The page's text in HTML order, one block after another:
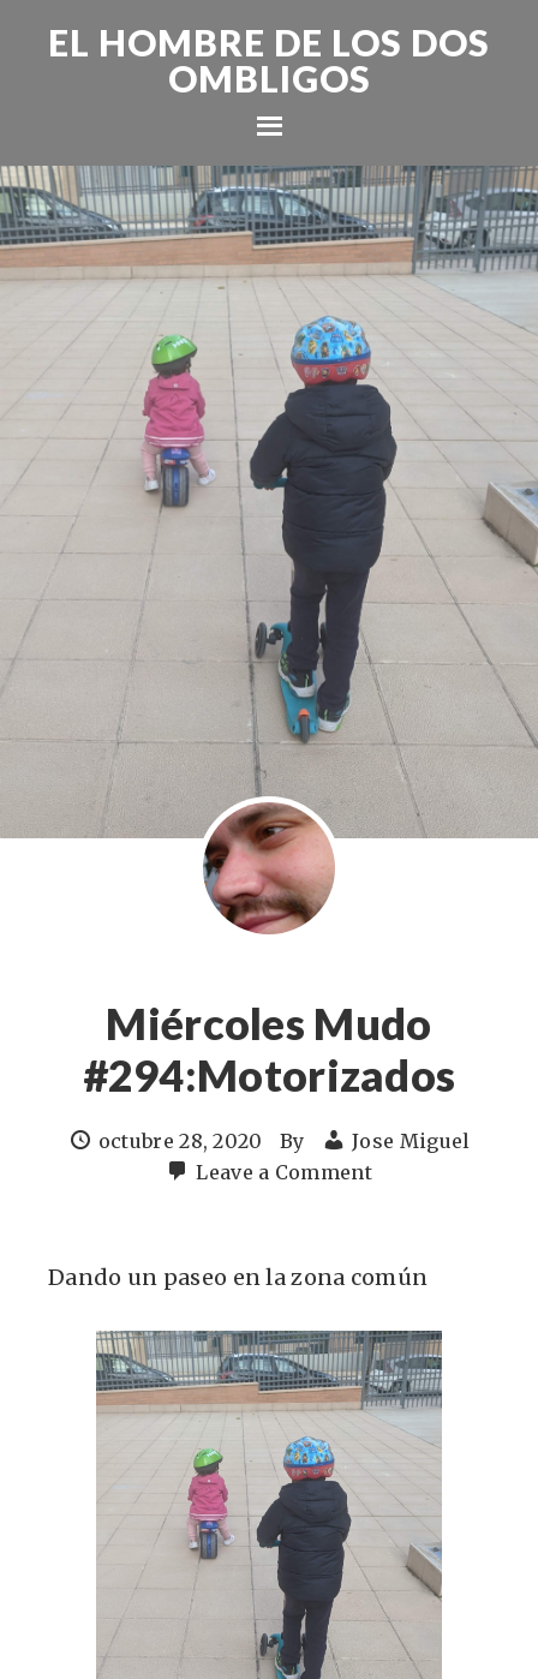
EL HOMBRE DE LOS DOS
OMBLIGOS
Miércoles Mudo
#294:Motorizados
octubre 28, 2020 By
Jose Miguel
Leave a Comment
Dando un paseo en la zona común